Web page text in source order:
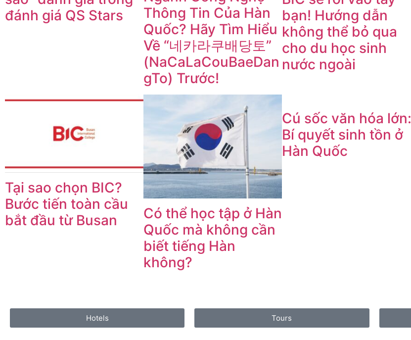
đánh giá QS Stars
Thông Tin Của Hàn
Quốc? Hãy Tìm Hiểu
Về “네카라쿠배당토”
(NaCaLaCouBaeDan
gTo) Trước!
bạn! Hướng dẫn
không thể bỏ qua
cho du học sinh
nước ngoài
Tại sao chọn BIC?
Bước tiến toàn cầu
bắt đầu từ Busan
Có thể học tập ở Hàn
Quốc mà không cần
biết tiếng Hàn
không?
Cú sốc văn hóa lớn:
Bí quyết sinh tồn ở
Hàn Quốc
Hotels Tours